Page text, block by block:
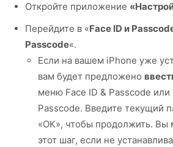
Откройте приложение
Перейдите в «Face ID и
Passcode«.
Если на вашем iPhone уже
вам будет предложено
меню Face ID & Passcode или
Passcode. Введите текущий
«OK», чтобы продолжить. Вы
этот шаг, если не